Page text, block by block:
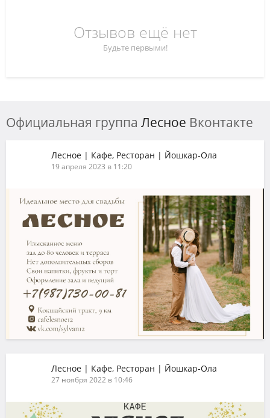
Отзывов ещё нет
Будьте первыми!
Официальная группа Лесное Вконтакте
Лесное | Кафе, Ресторан | Йошкар-Ола
19 апреля 2023 в 11:20
Лесное | Кафе, Ресторан | Йошкар-Ола
27 ноября 2022 в 10:46